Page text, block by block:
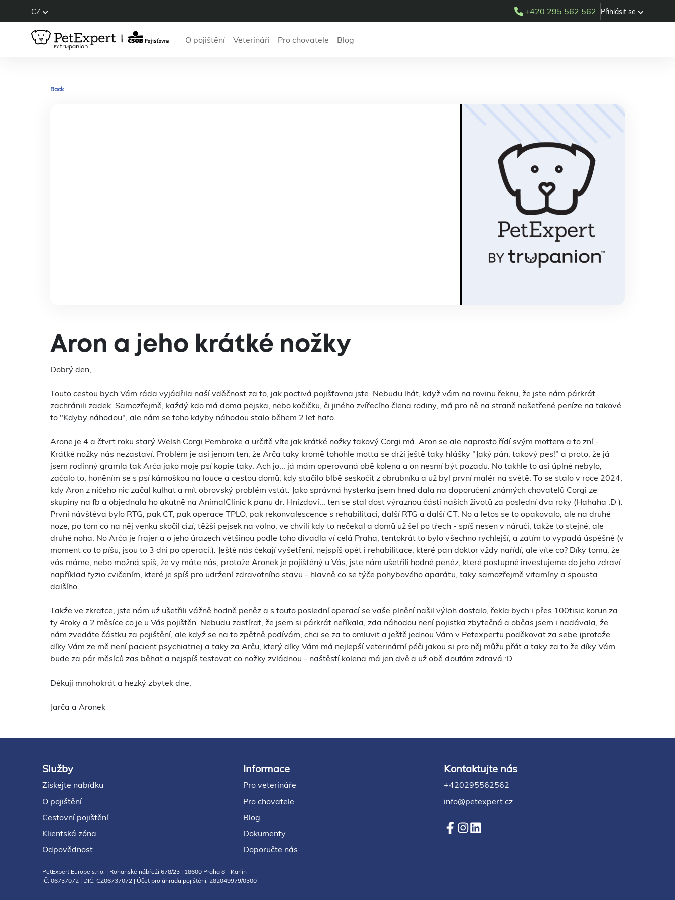
CZ +420 295 562 562 Přihlásit se
O pojištění Veterináři Pro chovatele Blog
Back
Aron a jeho krátké nožky
Dobrý den,
Touto cestou bych Vám ráda vyjádřila naší vděčnost za to, jak poctivá pojišťovna jste. Nebudu lhát, když vám na rovinu řeknu, že jste nám párkrát
zachránili zadek. Samozřejmě, každý kdo má doma pejska, nebo kočičku, či jiného zvířecího člena rodiny, má pro ně na straně našetřené peníze na takové
to "Kdyby náhodou", ale nám se toho kdyby náhodou stalo během 2 let hafo.
Arone je 4 a čtvrt roku starý Welsh Corgi Pembroke a určitě víte jak krátké nožky takový Corgi má. Aron se ale naprosto řídí svým mottem a to zní -
Krátké nožky nás nezastaví. Problém je asi jenom ten, že Arča taky kromě tohohle motta se drží ještě taky hlášky "Jaký pán, takový pes!" a proto, že já
jsem rodinný gramla tak Arča jako moje psí kopie taky. Ach jo... já mám operovaná obě kolena a on nesmí být pozadu. No takhle to asi úplně nebylo,
začalo to, honěním se s psí kámoškou na louce a cestou domů, kdy stačilo blbě seskočit z obrubníku a už byl první malér na světě. To se stalo v roce 2024,
kdy Aron z ničeho nic začal kulhat a mít obrovský problém vstát. Jako správná hysterka jsem hned dala na doporučení známých chovatelů Corgi ze
skupiny na fb a objednala ho akutně na AnimalClinic k panu dr. Hnízdovi... ten se stal dost výraznou částí našich životů za poslední dva roky (Hahaha :D ).
První návštěva bylo RTG, pak CT, pak operace TPLO, pak rekonvalescence s rehabilitaci, další RTG a další CT. No a letos se to opakovalo, ale na druhé
noze, po tom co na něj venku skočil cizí, těžší pejsek na volno, ve chvíli kdy to nečekal a domů už šel po třech - spíš nesen v náruči, takže to stejné, ale
druhé noha. No Arča je frajer a o jeho úrazech většinou podle toho divadla ví celá Praha, tentokrát to bylo všechno rychlejší, a zatím to vypadá úspěšně (v
moment co to píšu, jsou to 3 dni po operaci.). Ještě nás čekají vyšetření, nejspíš opět i rehabilitace, které pan doktor vždy nařídí, ale víte co? Díky tomu, že
vás máme, nebo možná spíš, že vy máte nás, protože Aronek je pojištěný u Vás, jste nám ušetřili hodně peněz, které postupně investujeme do jeho zdraví
například fyzio cvičením, které je spíš pro udržení zdravotního stavu - hlavně co se týče pohybového aparátu, taky samozřejmě vitamíny a spousta
dalšího.
Takže ve zkratce, jste nám už ušetřili vážně hodně peněz a s touto poslední operací se vaše plnění našil výloh dostalo, řekla bych i přes 100tisic korun za
ty 4roky a 2 měsíce co je u Vás pojištěn. Nebudu zastírat, že jsem si párkrát neříkala, zda náhodou není pojistka zbytečná a občas jsem i nadávala, že
nám zvedáte částku za pojištění, ale když se na to zpětně podívám, chci se za to omluvit a ještě jednou Vám v Petexpertu poděkovat za sebe (protože
díky Vám ze mě není pacient psychiatrie) a taky za Arču, který díky Vám má nejlepší veterinární péči jakou si pro něj můžu přát a taky za to že díky Vám
bude za pár měsíců zas běhat a nejspíš testovat co nožky zvládnou - naštěstí kolena má jen dvě a už obě doufám zdravá :D
Děkuji mnohokrát a hezký zbytek dne,
Jarča a Aronek
Footer
Služby
Získejte nabídku
O pojištění
Cestovní pojištění
Klientská zóna
Odpovědnost
Informace
Pro veterináře
Pro chovatele
Blog
Dokumenty
Doporučte nás
Kontaktujte nás
+420295562562
info@petexpert.cz
PetExpert Europe s.r.o. | Rohanské nábřeží 678/23 | 18600 Praha 8 - Karlín
IČ: 06737072 | DIČ: CZ06737072 | Účet pro úhradu pojištění: 282049979/0300